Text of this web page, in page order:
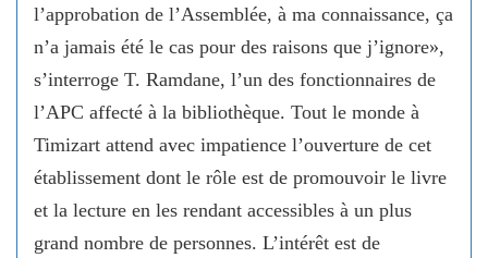
l’approbation de l’Assemblée, à ma connaissance, ça
n’a jamais été le cas pour des raisons que j’ignore»,
s’interroge T. Ramdane, l’un des fonctionnaires de
l’APC affecté à la bibliothèque. Tout le monde à
Timizart attend avec impatience l’ouverture de cet
établissement dont le rôle est de promouvoir le livre
et la lecture en les rendant accessibles à un plus
grand nombre de personnes. L’intérêt est de